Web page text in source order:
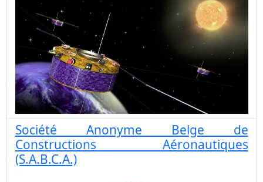
Société Anonyme Belge de
Constructions Aéronautiques
(S.A.B.C.A.)